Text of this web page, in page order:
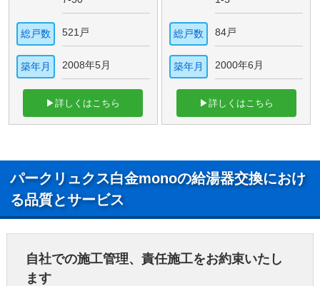
総戸数 521戸
築年月 2008年5月
▶詳しくはこちら
総戸数 84戸
築年月 2000年6月
▶詳しくはこちら
パークリュクス白金monoの給湯器交換におけ
る品質とサービス
自社での施工管理、責任施工をお約束いたし
ます